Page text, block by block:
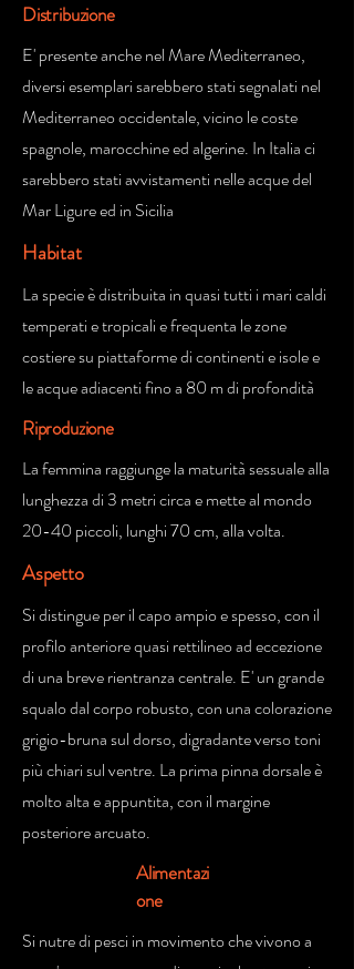
Distribuzione
E' presente anche nel Mare Mediterraneo,
diversi esemplari sarebbero stati segnalati nel
Mediterraneo occidentale, vicino le coste
spagnole, marocchine ed algerine. In Italia ci
sarebbero stati avvistamenti nelle acque del
Mar Ligure ed in Sicilia
Habitat
La specie è distribuita in quasi tutti i mari caldi
temperati e tropicali e frequenta le zone
costiere su piattaforme di continenti e isole e
le acque adiacenti fino a 80 m di profondità
Riproduzione
La femmina raggiunge la maturità sessuale alla
lunghezza di 3 metri circa e mette al mondo
20-40 piccoli, lunghi 70 cm, alla volta.
Aspetto
Si distingue per il capo ampio e spesso, con il
profilo anteriore quasi rettilineo ad eccezione
di una breve rientranza centrale. E' un grande
squalo dal corpo robusto, con una colorazione
grigio-bruna sul dorso, digradante verso toni
più chiari sul ventre. La prima pinna dorsale è
molto alta e appuntita, con il margine
posteriore arcuato.
Alimentazi
one
Si nutre di pesci in movimento che vivono a